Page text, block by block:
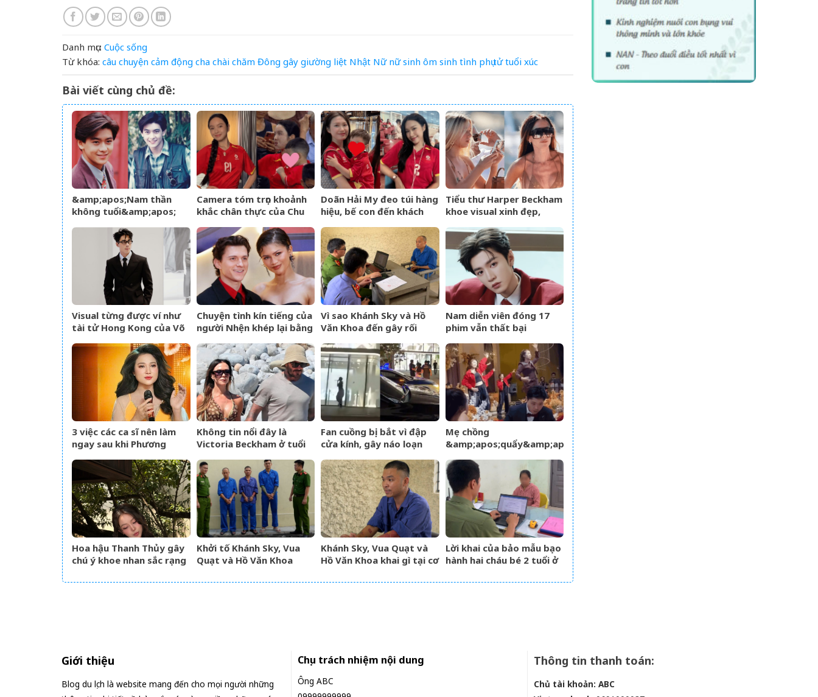
Danh mục: Cuộc sống
Từ khóa: câu chuyện cảm động cha chài chăm Đông gây giường liệt Nhật Nữ nữ sinh ôm sinh tình phụ tử tuổi xúc
Bài viết cùng chủ đề:
&amp;apos;Nam thần
không tuổi&amp;apos;
nạn nghiêm trọng giờ ra
Camera tóm trọn khoảnh
khắc chân thực của Chu
Đình
Doãn Hải My đeo túi hàng
hiệu, bế con đến khách
cam thường có còn xinh
đẹp như ảnh tự đăng?
Tiểu thư Harper Beckham
khoe visual xinh đẹp,
trên du thuyền triệu đô,
đọ sắc cùng mẹ
Visual từng được ví như
tài tử Hong Kong của Võ
tranh cãi vì một thay đổi
Chuyện tình kín tiếng của
người Nhện khép lại bằng
Vì sao Khánh Sky và Hồ
Văn Khoa đến gây rối
khởi tố?
Nam diễn viên đóng 17
phim vẫn thất bại
3 việc các ca sĩ nên làm
ngay sau khi Phương
Không tin nổi đây là
Victoria Beckham ở tuổi
Fan cuồng bị bắt vì đập
cửa kính, gây náo loạn
niệm 10 năm
Mẹ chồng
&amp;apos;quẩy&amp;apos;
cô dâu nói một câu, lời
đáp của chú rể gây sốt
Hoa hậu Thanh Thủy gây
chú ý khoe nhan sắc rạng
Khởi tố Khánh Sky, Vua
Quạt và Hồ Văn Khoa
Khánh Sky, Vua Quạt và
Hồ Văn Khoa khai gì tại cơ
Lời khai của bảo mẫu bạo
hành hai cháu bé 2 tuổi ở
TPHCM
Giới thiệu
Blog du lịch là website mang đến cho mọi người những
Chịu trách nhiệm nội dung
Ông ABC
Thông tin thanh toán:
Chủ tài khoản: ABC